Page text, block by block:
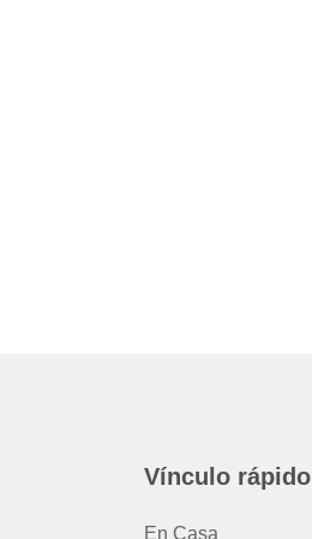
Vínculo rápido
En Casa